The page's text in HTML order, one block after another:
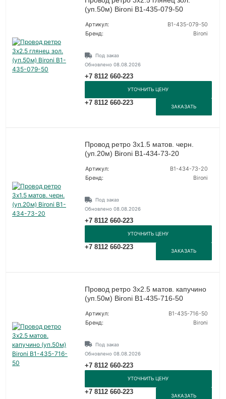
(уп.50м) Bironi B1-435-079-50
Артикул:
B1-435-079-50
Бренд:
Bironi
Под заказ
Обновлено 08.08.2026
+7 8112 660-223
УТОЧНИТЬ ЦЕНУ
+7 8112 660-223
ЗАКАЗАТЬ
Провод ретро 3х1.5 матов. черн.
(уп.20м) Bironi B1-434-73-20
Артикул:
B1-434-73-20
Бренд:
Bironi
Под заказ
Обновлено 08.08.2026
+7 8112 660-223
УТОЧНИТЬ ЦЕНУ
+7 8112 660-223
ЗАКАЗАТЬ
Провод ретро 3х2.5 матов. капучино
(уп.50м) Bironi B1-435-716-50
Артикул:
B1-435-716-50
Бренд:
Bironi
Под заказ
Обновлено 08.08.2026
+7 8112 660-223
УТОЧНИТЬ ЦЕНУ
+7 8112 660-223
ЗАКАЗАТЬ